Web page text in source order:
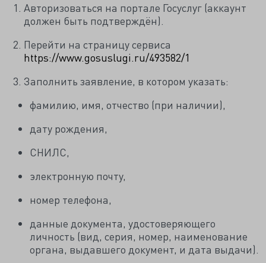
Авторизоваться на портале Госуслуг (аккаунт
должен быть подтверждён).
Перейти на страницу сервиса
https://www.gosuslugi.ru/493582/1
Заполнить заявление, в котором указать:
фамилию, имя, отчество (при наличии),
дату рождения,
СНИЛС,
электронную почту,
номер телефона,
данные документа, удостоверяющего
личность (вид, серия, номер, наименование
органа, выдавшего документ, и дата выдачи).